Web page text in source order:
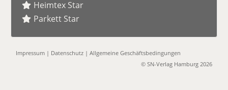
Heimtex Star
Parkett Star
Impressum | Datenschutz |Allgemeine Geschäftsbedingungen
© SN-Verlag Hamburg 2026